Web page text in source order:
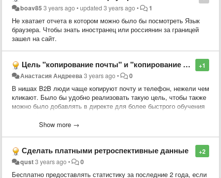
boav853 years ago•updated3 years ago• 1
Не хватает отчета в котором можно было бы посмотреть Язык
браузера. Чтобы знать иностранец или россиянин за границей
зашел на сайт.
+1
Цель "копирование почты" и "копирование телефона"
Анастасия Андреева3 years ago• 0
В нишах B2B люди чаще копируют почту и телефон, нежели чем
кликают. Было бы удобно реализовать такую цель, чтобы также
можно было добавлять в директе для более быстрого обучения
Show more →
+2
Сделать платными ретроспективные данные
qust3 years ago• 0
Бесплатно предоставлять статистику за последние 2 года, если